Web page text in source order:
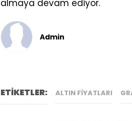
almaya devam ediyor.
Admin
ETİKETLER: ALTIN FIYATLARI